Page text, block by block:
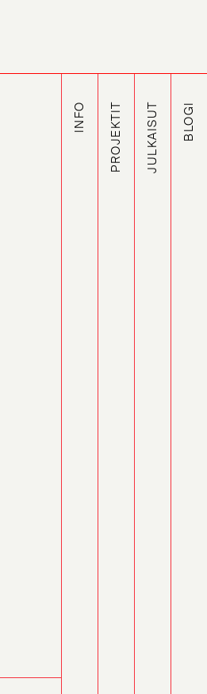
INFO PROJEKTIT JULKAISUT BLOGI